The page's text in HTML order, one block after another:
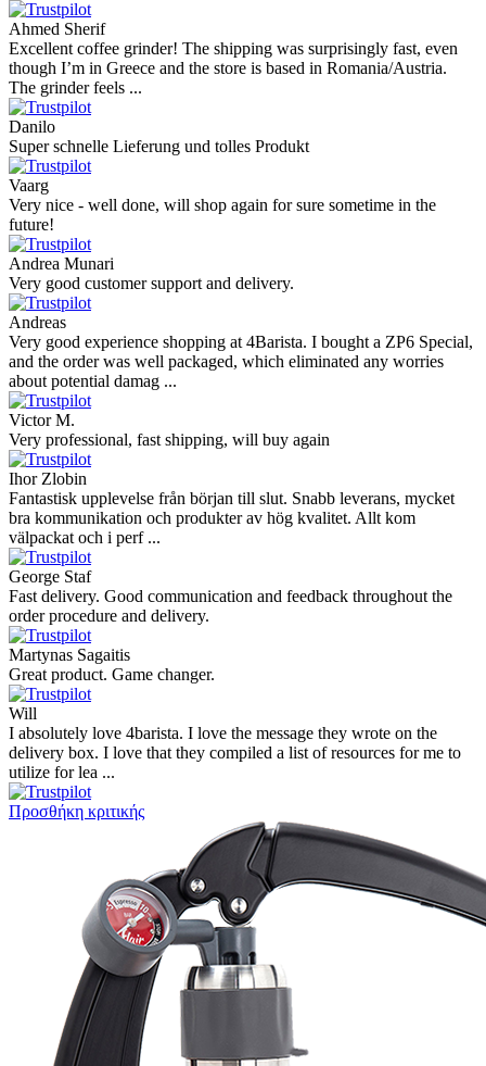
Ahmed Sherif
Excellent coffee grinder! The shipping was surprisingly fast, even
though I’m in Greece and the store is based in Romania/Austria.
The grinder feels ...
Danilo
Super schnelle Lieferung und tolles Produkt
Vaarg
Very nice - well done, will shop again for sure sometime in the
future!
Andrea Munari
Very good customer support and delivery.
Andreas
Very good experience shopping at 4Barista. I bought a ZP6 Special,
and the order was well packaged, which eliminated any worries
about potential damag ...
Victor M.
Very professional, fast shipping, will buy again
Ihor Zlobin
Fantastisk upplevelse från början till slut. Snabb leverans, mycket
bra kommunikation och produkter av hög kvalitet. Allt kom
välpackat och i perf ...
George Staf
Fast delivery. Good communication and feedback throughout the
order procedure and delivery.
Martynas Sagaitis
Great product. Game changer.
Will
I absolutely love 4barista. I love the message they wrote on the
delivery box. I love that they compiled a list of resources for me to
utilize for lea ...
Προσθήκη κριτικής